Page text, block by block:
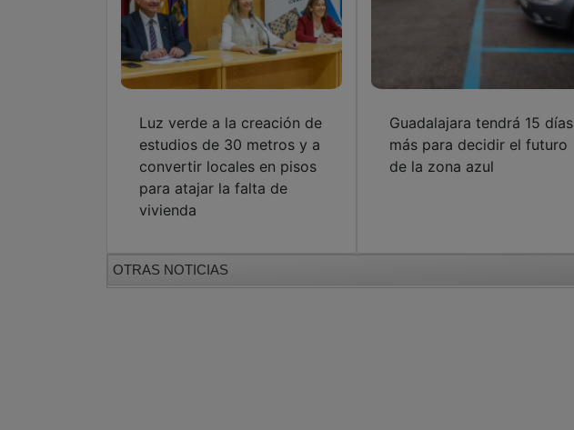
Luz verde a la creación de
estudios de 30 metros y a
convertir locales en pisos
para atajar la falta de
vivienda
Guadalajara tendrá 15 días
más para decidir el futuro
de la zona azul
OTRAS NOTICIAS